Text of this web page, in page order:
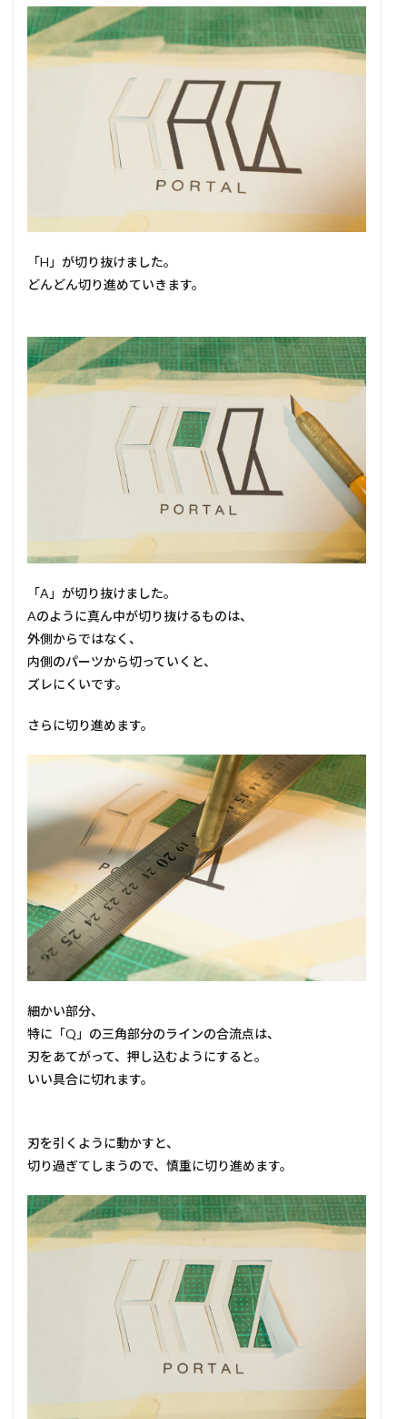
「H」が切り抜けました。
どんどん切り進めていきます。
「A」が切り抜けました。
Aのように真ん中が切り抜けるものは、
外側からではなく、
内側のパーツから切っていくと、
ズレにくいです。
さらに切り進めます。
細かい部分、
特に「Q」の三角部分のラインの合流点は、
刃をあてがって、押し込むようにすると。
いい具合に切れます。
刃を引くように動かすと、
切り過ぎてしまうので、慎重に切り進めます。